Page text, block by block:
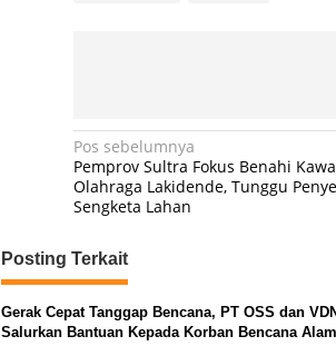
N
a
v
i
g
a
s
Pos sebelumnya
Pemprov Sultra Fokus Benahi
Olahraga Lakidende, Tunggu
Sengketa Lahan
Posting Terkait
Gerak Cepat Tanggap Bencana, PT OSS dan
Salurkan Bantuan Kepada Korban Bencana Alam